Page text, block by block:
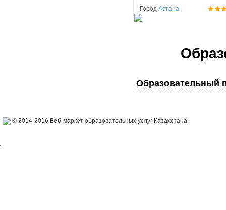
Город Астана
Образовательный
© 2014-2016 Веб-маркет образовательных услуг Казахстана